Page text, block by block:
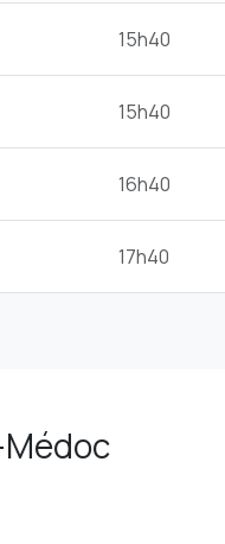
15h40
15h40
16h40
17h40
Médoc